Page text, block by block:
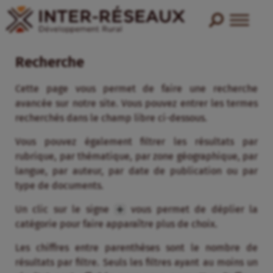
Recherche
Cette page vous permet de faire une recherche
avancée sur notre site. Vous pouvez entrer les termes
recherchés dans le champ libre ci-dessous.
Vous pouvez également filtrer les résultats par
rubrique, par thématique, par zone géographique, par
langue, par auteur, par date de publication ou par
type de documents.
Un clic sur le signe
vous permet de déplier la
catégorie pour faire apparaître plus de choix.
Les chiffres entre parenthèses sont le nombre de
résultats par filtre. Seuls les filtres ayant au moins un